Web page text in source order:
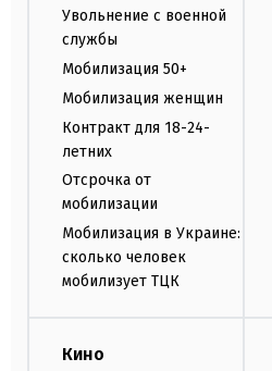
Увольнение с военной
службы
Мобилизация 50+
Мобилизация женщин
Контракт для 18-24-
летних
Отсрочка от
мобилизации
Мобилизация в Украине:
сколько человек
мобилизует ТЦК
Кино